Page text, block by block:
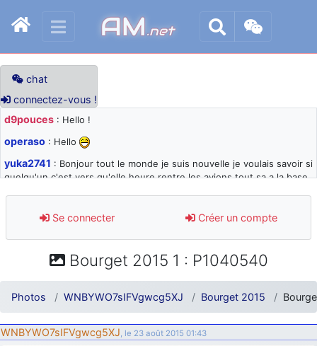
AM.net
chat
connectez-vous !
d9pouces : Hello !
operaso : Hello
yuka2741 : Bonjour tout le monde je suis nouvelle je voulais savoir si
quelqu'un c'est vers qu'elle heure rentre les avions tout sa a la base
d9pouces: désolé pour les quelques blocages du site ces derniers
jours : je teste des méthodes contre le spam et les bots trop nocifs
: Super, la nouvelle bannière
d9pouces
: je suis un avion@,._,+ > lesquels ? je ne suis pas sûr de
comprendre
d9pouces: ouakamois > si tu parles du sujet sur l'Armée de l'Air,
bien sûr que oui !
Se connecter Créer un compte
Bourget 2015 1 : P1040540
Photos WNBYWO7sIFVgwcg5XJ Bourget 2015
WNBYWO7sIFVgwcg5XJ, le 23 août 2015 01:43